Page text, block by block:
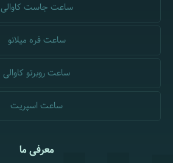
ساعت جاست کاوالی
ساعت فره میلانو
ساعت روبرتو کاوالی
ساعت اسپریت
معرفی ما